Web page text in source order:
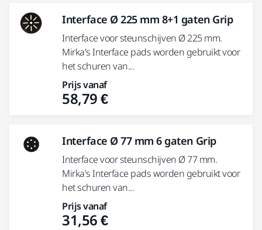
Interface Ø 225 mm 8+1 gaten Grip
Interface voor steunschijven Ø 225 mm.
Mirka's Interface pads worden gebruikt voor
het schuren van...
Prijs vanaf
58,79 €
Interface Ø 77 mm 6 gaten Grip
Interface voor steunschijven Ø 77 mm.
Mirka's Interface pads worden gebruikt voor
het schuren van...
Prijs vanaf
31,56 €